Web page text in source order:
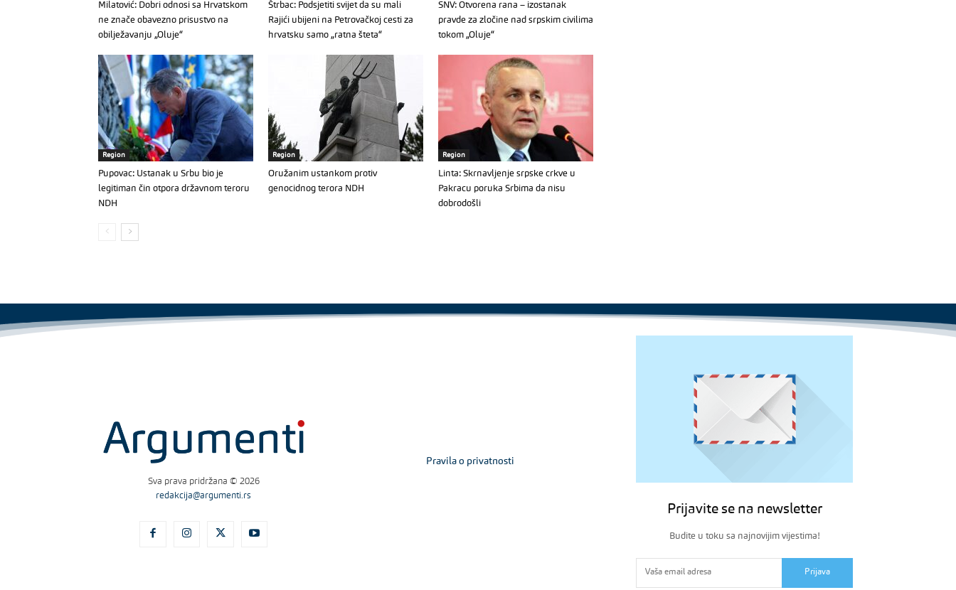
Milatović: Dobri odnosi sa Hrvatskom
ne znače obavezno prisustvo na
obilježavanju „Oluje“
Štrbac: Podsjetiti svijet da su mali
Rajići ubijeni na Petrovačkoj cesti za
hrvatsku samo „ratna šteta“
SNV: Otvorena rana – izostanak
pravde za zločine nad srpskim civilima
tokom „Oluje“
Region
Pupovac: Ustanak u Srbu bio je
legitiman čin otpora državnom teroru
NDH
Region
Oružanim ustankom protiv
genocidnog terora NDH
Region
Linta: Skrnavljenje srpske crkve u
Pakracu poruka Srbima da nisu
dobrodošli
Sva prava pridržana © 2026
redakcija@argumenti.rs
Pravila o privatnosti
Prijavite se na newsletter
Budite u toku sa najnovijim vijestima!
Prijava